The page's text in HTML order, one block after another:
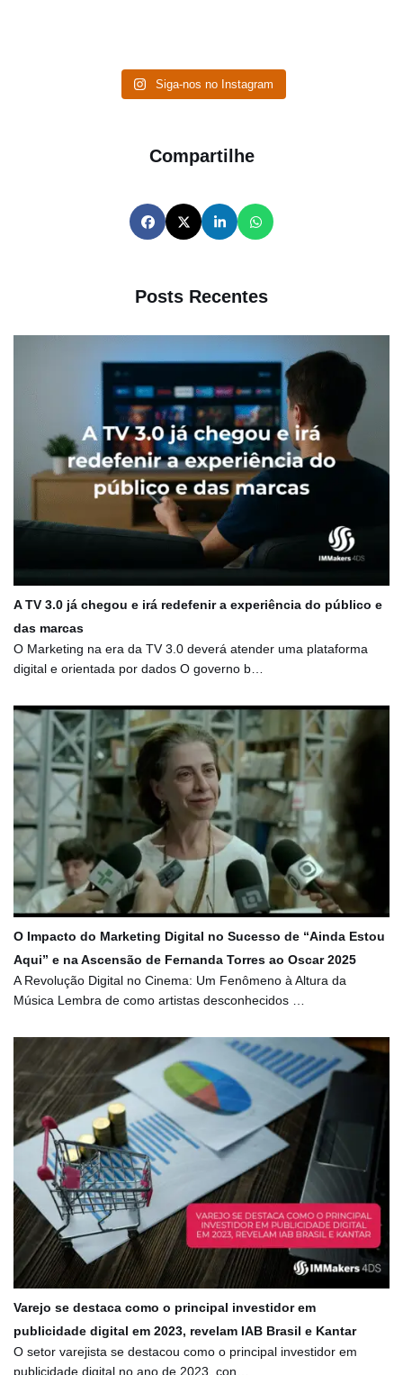
Siga-nos no Instagram
Compartilhe
Posts Recentes
A TV 3.0 já chegou e irá redefenir a experiência do público e
das marcas
O Marketing na era da TV 3.0 deverá atender uma plataforma
digital e orientada por dados O governo b…
O Impacto do Marketing Digital no Sucesso de “Ainda Estou
Aqui” e na Ascensão de Fernanda Torres ao Oscar 2025
A Revolução Digital no Cinema: Um Fenômeno à Altura da
Música Lembra de como artistas desconhecidos …
Varejo se destaca como o principal investidor em
publicidade digital em 2023, revelam IAB Brasil e Kantar
O setor varejista se destacou como o principal investidor em
publicidade digital no ano de 2023, con…